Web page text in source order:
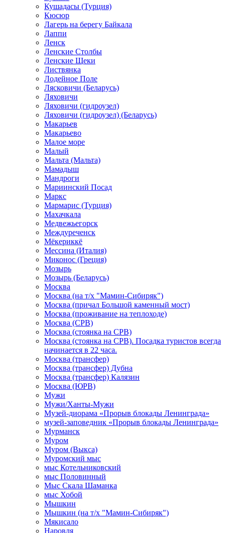
Кушадасы (Турция)
Кюсюр
Лагерь на берегу Байкала
Лаппи
Ленск
Ленские Столбы
Ленские Щеки
Листвянка
Лодейное Поле
Лясковичи (Беларусь)
Ляховичи
Ляховичи (гидроузел)
Ляховичи (гидроузел) (Беларусь)
Макарьев
Макарьево
Малое море
Малый
Мальта (Мальта)
Мамадыш
Мандроги
Мариинский Посад
Маркс
Мармарис (Турция)
Махачкала
Медвежьегорск
Междуреченск
Мёкериккё
Мессина (Италия)
Миконос (Греция)
Мозырь
Мозырь (Беларусь)
Москва
Москва (на т/х "Мамин-Сибиряк")
Москва (причал Большой каменный мост)
Москва (проживание на теплоходе)
Москва (СРВ)
Москва (стоянка на СРВ)
Москва (стоянка на СРВ). Посадка туристов всегда
начинается в 22 часа.
Москва (трансфер)
Москва (трансфер) Дубна
Москва (трансфер) Калязин
Москва (ЮРВ)
Мужи
Мужи/Ханты-Мужи
Музей-диорама «Прорыв блокады Ленинграда»
музей-заповедник «Прорыв блокады Ленинграда»
Мурманск
Муром
Муром (Выкса)
Муромский мыс
мыс Котельниковский
мыс Половинный
Мыс Скала Шаманка
мыс Хобой
Мышкин
Мышкин (на т/х "Мамин-Сибиряк")
Мякисало
Наровля